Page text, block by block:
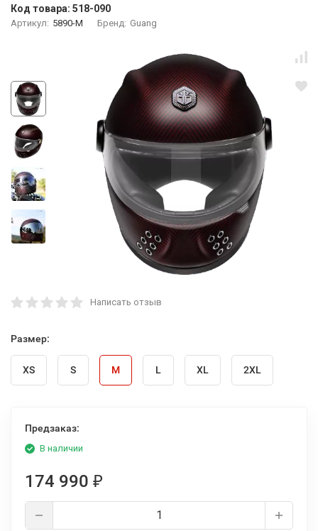
Код товара: 518-090
Артикул: 5890-M Бренд: Guang
Написать отзыв
Размер:
XS S M L XL 2XL
Предзаказ:
В наличии
174 990 ₽